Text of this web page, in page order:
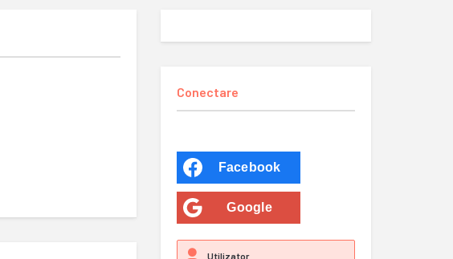
Conectare
Facebook
Google